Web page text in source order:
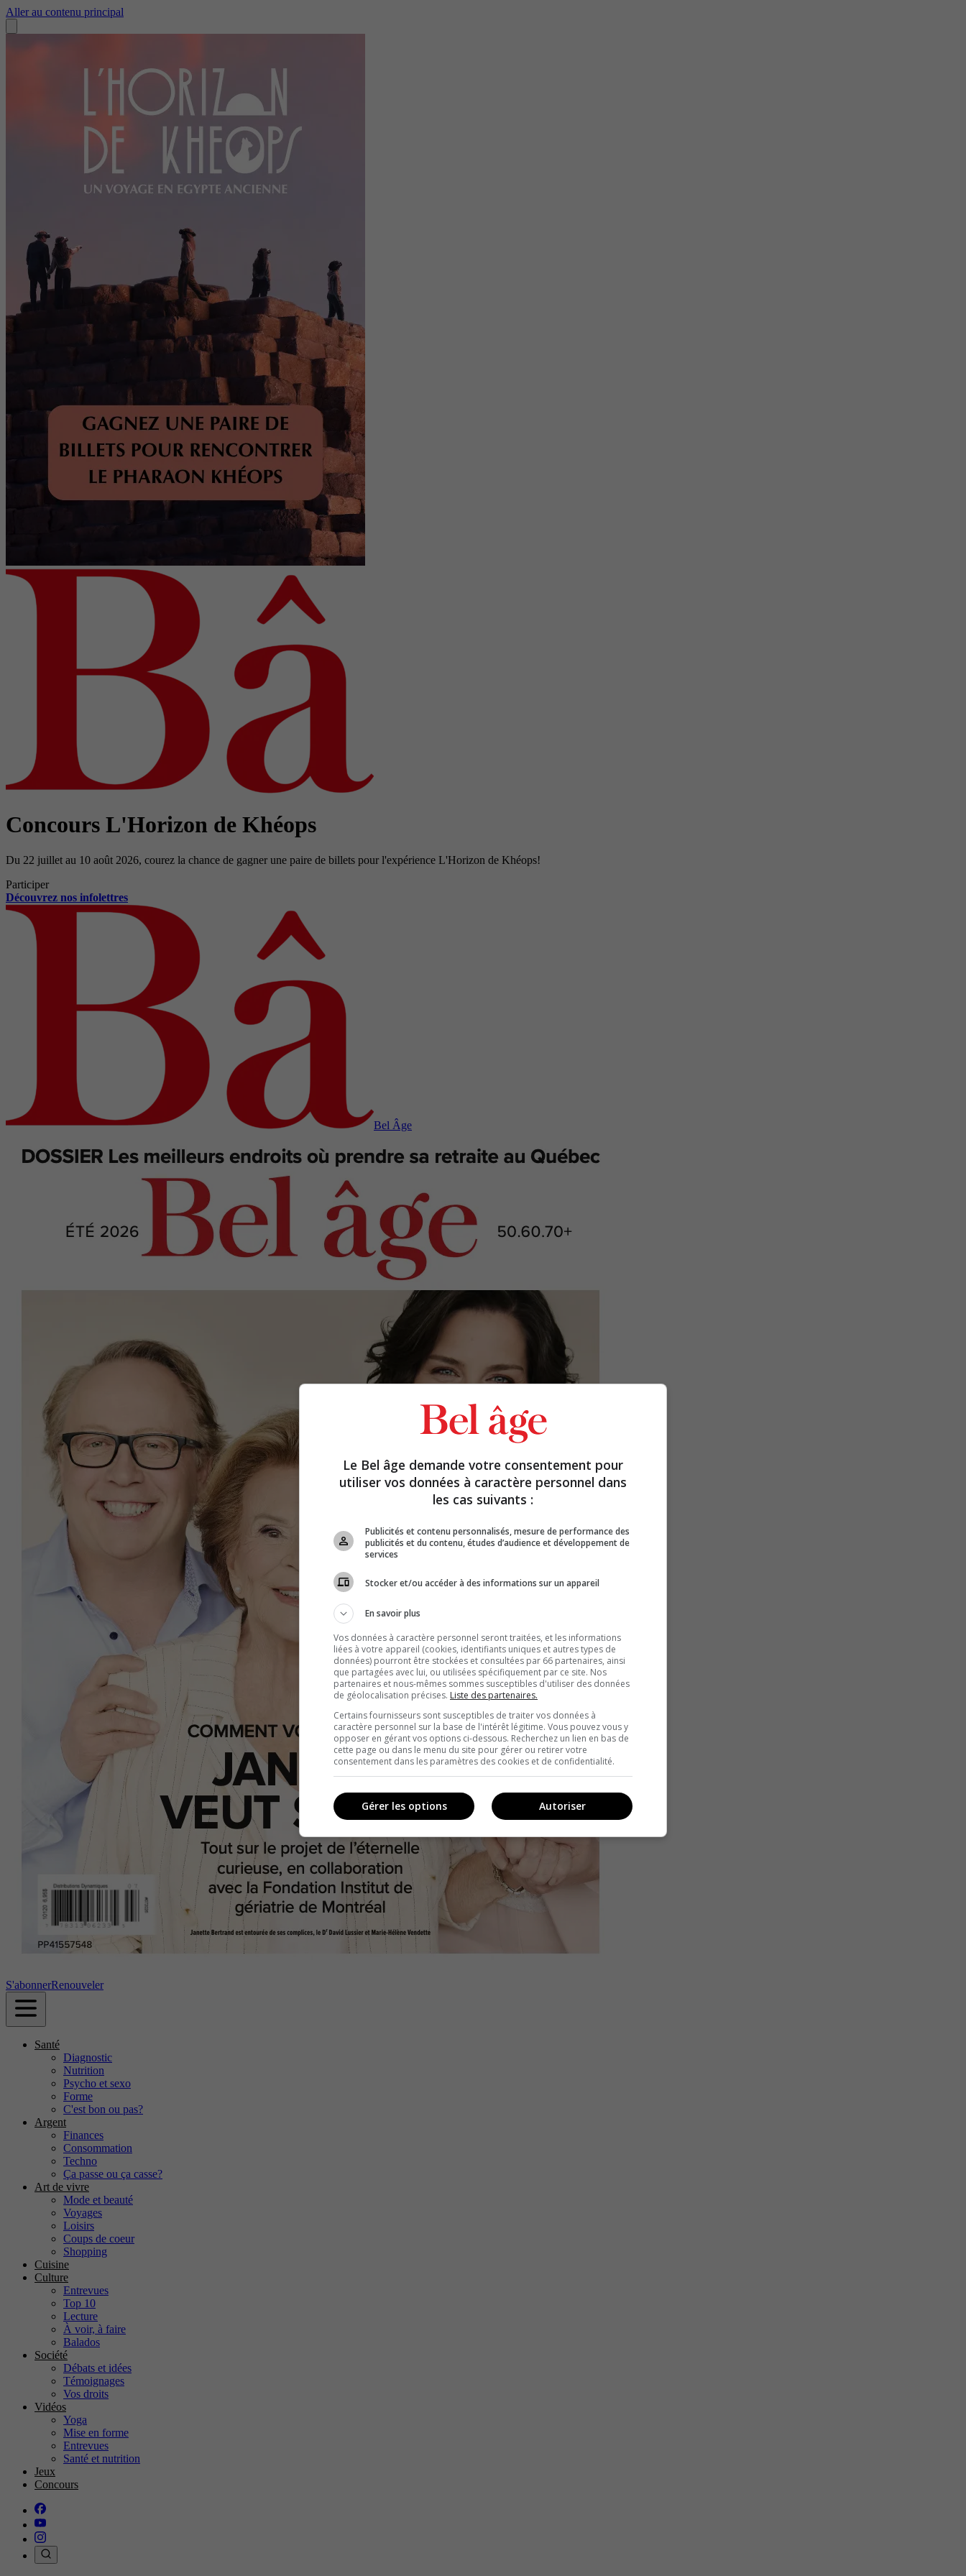
Aller au contenu principal
Concours L'Horizon de Khéops
Du 22 juillet au 10 août 2026, courez la chance de gagner une paire de billets pour l'expérience L'Horizon de Khéops!
Participer
Découvrez nos infolettres
Bel Âge
S'abonnerRenouveler
Santé
Diagnostic
Nutrition
Psycho et sexo
Forme
C'est bon ou pas?
Argent
Finances
Consommation
Techno
Ça passe ou ça casse?
Art de vivre
Mode et beauté
Voyages
Loisirs
Coups de coeur
Shopping
Cuisine
Culture
Entrevues
Top 10
Lecture
À voir, à faire
Balados
Société
Débats et idées
Témoignages
Vos droits
Vidéos
Yoga
Mise en forme
Entrevues
Santé et nutrition
Jeux
Concours
Le Bel âge demande votre consentement pour
utiliser vos données à caractère personnel dans
les cas suivants :
Publicités et contenu personnalisés, mesure de performance des
publicités et du contenu, études d’audience et développement de
services
Stocker et/ou accéder à des informations sur un appareil
En savoir plus
Vos données à caractère personnel seront traitées, et les informations
liées à votre appareil (cookies, identifiants uniques et autres types de
données) pourront être stockées et consultées par 66 partenaires, ainsi
que partagées avec lui, ou utilisées spécifiquement par ce site. Nos
partenaires et nous-mêmes sommes susceptibles d'utiliser des données
de géolocalisation précises. Liste des partenaires.
Certains fournisseurs sont susceptibles de traiter vos données à
caractère personnel sur la base de l'intérêt légitime. Vous pouvez vous y
opposer en gérant vos options ci-dessous. Recherchez un lien en bas de
cette page ou dans le menu du site pour gérer ou retirer votre
consentement dans les paramètres des cookies et de confidentialité.
Autoriser
Gérer les options